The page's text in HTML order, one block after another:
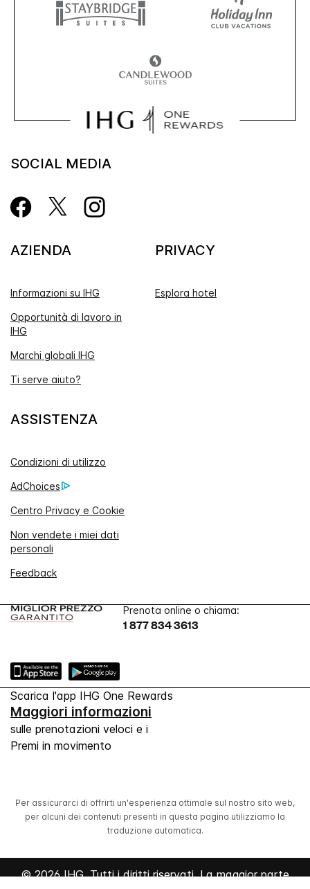
SOCIAL MEDIA
AZIENDA
Informazioni su IHG
Opportunità di lavoro in
IHG
Marchi globali IHG
Ti serve aiuto?
PRIVACY
Esplora hotel
ASSISTENZA
Condizioni di utilizzo
AdChoices
Centro Privacy e Cookie
Non vendete i miei dati
personali
Feedback
Prenota online o chiama:
1 877 834 3613
Scarica l'app IHG One Rewards
Maggiori informazioni
sulle prenotazioni veloci e i
Premi in movimento
Per assicurarci di offrirti un'esperienza ottimale sul nostro sito web,
per alcuni dei contenuti presenti in questa pagina utilizziamo la
traduzione automatica.
© 2026 IHG. Tutti i diritti riservati. La maggior parte